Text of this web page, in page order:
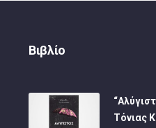
Βιβλίο
Τόνιας